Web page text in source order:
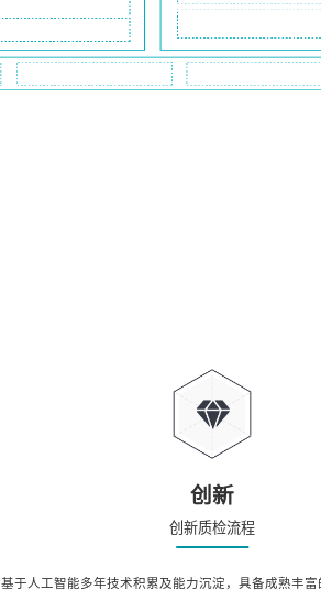
创新
创新质检流程
基于人工智能多年技术积累及能力沉淀，具备成熟丰